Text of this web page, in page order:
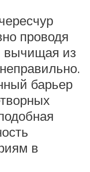
проводя
вычищая из
барьер
в